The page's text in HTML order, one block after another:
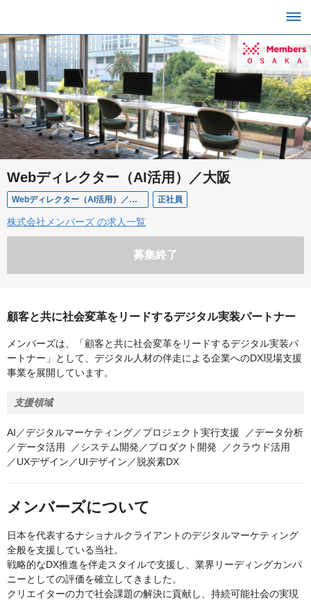
Webディレクター（AI活用）／大阪
Webディレクター（AI活用）／大阪 正社員
株式会社メンバーズ の求人一覧
募集終了
顧客と共に社会変革をリードするデジタル実装パートナー
メンバーズは、「顧客と共に社会変革をリードするデジタル実装パ
ートナー」として、デジタル人材の伴走による企業へのDX現場支援
事業を展開しています。
支援領域
AI／デジタルマーケティング／プロジェクト実行支援 ／データ分析
／データ活用 ／システム開発／プロダクト開発 ／クラウド活用
／UXデザイン／UIデザイン／脱炭素DX
メンバーズについて
日本を代表するナショナルクライアントのデジタルマーケティング
全般を支援している当社。
戦略的なDX推進を伴走スタイルで支援し、業界リーディングカンパ
ニーとしての評価を確立してきました。
クリエイターの力で社会課題の解決に貢献し、持続可能社会の実現